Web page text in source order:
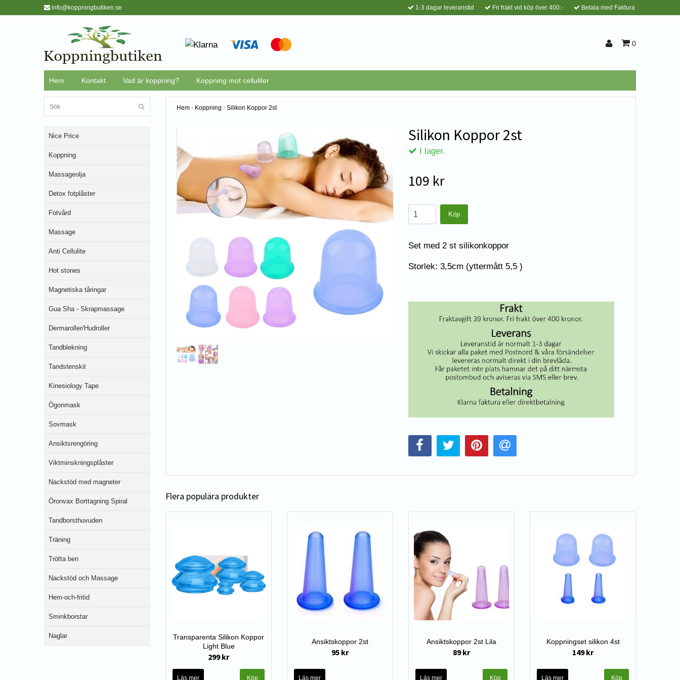
info@koppningbutiken.se 1-3 dagar leveranstid Fri frakt vid köp över 400:- Betala med Faktura
0
Hem Kontakt Vad är koppning? Koppning mot celluliter
Nice Price
Koppning
Massageolja
Detox fotplåster
Fotvård
Massage
Anti Cellulite
Hot stones
Magnetiska tåringar
Gua Sha - Skrapmassage
Dermaroller/Hudroller
Tandblekning
Tandstenskit
Kinesiology Tape
Ögonmask
Sovmask
Ansiktsrengöring
Viktminskningsplåster
Nackstöd med magneter
Öronvax Borttagning Spiral
Tandborsthuvuden
Träning
Trötta ben
Nackstöd och Massage
Hem-och-fritid
Sminkborstar
Naglar
Hem › Koppning › Silikon Koppor 2st
Silikon Koppor 2st
I lager.
109 kr
Set med 2 st silikonkoppor
Storlek: 3,5cm (yttermått 5,5 )
Flera populära produkter
Transparenta Silikon Koppor
Light Blue
299 kr
Läs mer
Ansiktskoppor 2st
95 kr
Läs mer
Ansiktskoppor 2st Lila
89 kr
Läs mer
Koppningset silikon 4st
149 kr
Läs mer